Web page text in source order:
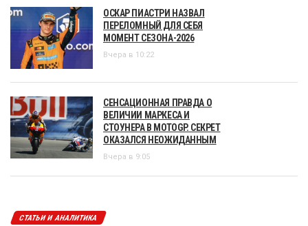
ОСКАР ПИАСТРИ НАЗВАЛ
ПЕРЕЛОМНЫЙ ДЛЯ СЕБЯ
МОМЕНТ СЕЗОНА-2026
Вчера в 10:22
СЕНСАЦИОННАЯ ПРАВДА О
ВЕЛИЧИИ МАРКЕСА И
СТОУНЕРА В MOTOGP. СЕКРЕТ
ОКАЗАЛСЯ НЕОЖИДАННЫМ
Вчера в 9:05
СТАТЬИ И АНАЛИТИКА